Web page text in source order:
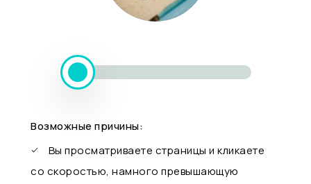
Возможные причины:
Вы просматриваете страницы и кликаете
со скоростью, намного превышающую